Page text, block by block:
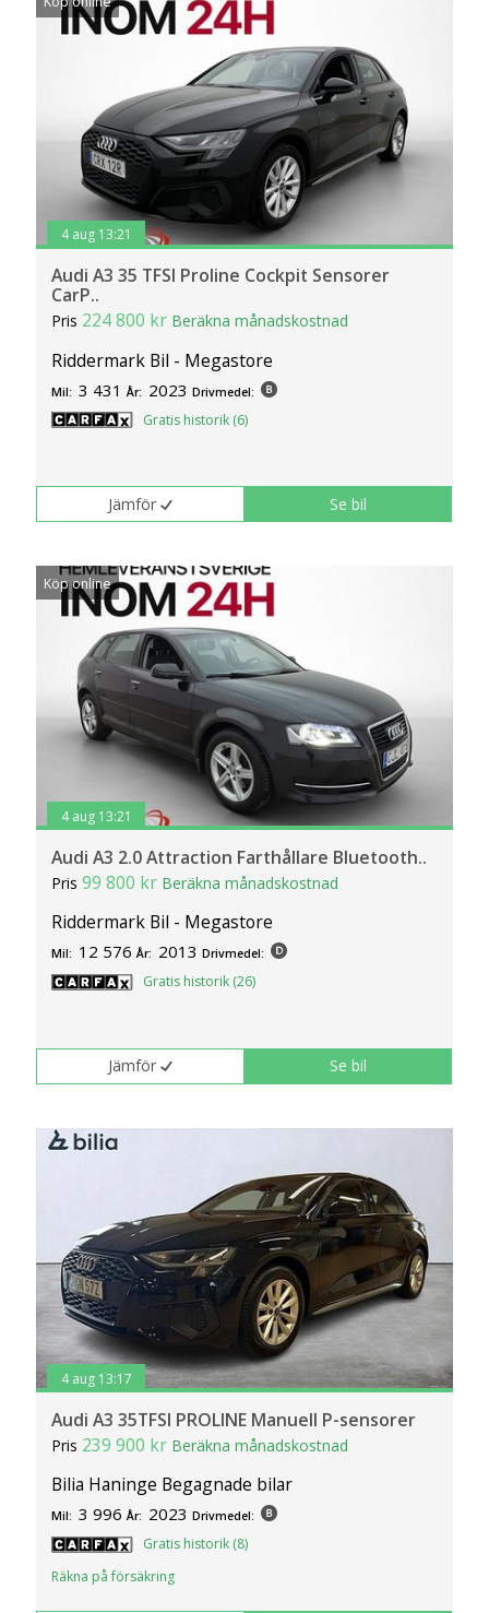
4 aug 13:21
Audi A3 35 TFSI Proline Cockpit Sensorer
CarP..
Pris 224 800 kr Beräkna månadskostnad
Riddermark Bil - Megastore
Mil: 3 431 År: 2023 Drivmedel:
Gratis historik (6)
Jämför Se bil
Köp online
4 aug 13:21
Audi A3 2.0 Attraction Farthållare Bluetooth..
Pris99 800 kr Beräkna månadskostnad
Riddermark Bil - Megastore
Mil: 12 576 År: 2013 Drivmedel:
Gratis historik (26)
Jämför Se bil
4 aug 13:17
Audi A3 35TFSI PROLINE Manuell P-sensorer
Pris 239 900 kr Beräkna månadskostnad
Bilia Haninge Begagnade bilar
Mil: 3 996 År: 2023 Drivmedel:
Gratis historik (8)
Räkna på försäkring